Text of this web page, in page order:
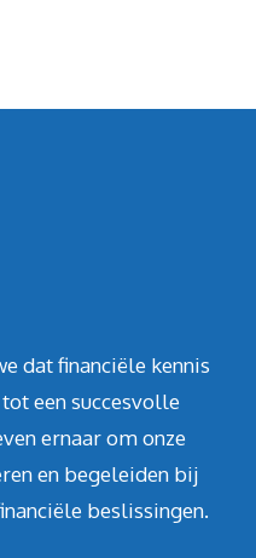
dat financiële kennis
een succesvolle
ernaar om onze
en begeleiden bij
beslissingen.